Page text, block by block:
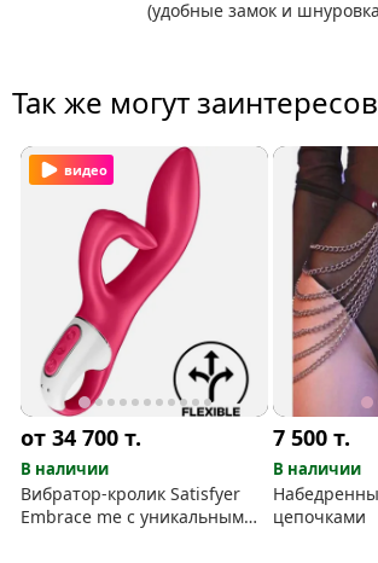
(удобные замок и
Так же могут
видео
от 34 700т.
В наличии
Вибратор-кролик Satisfyer
Embrace me с уникальными
7 500т.
В наличии
цепочками